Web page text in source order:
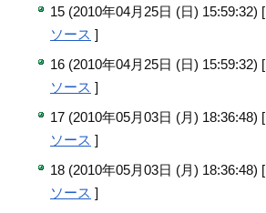
15 (2010年04月25日 (日) 15:59:32) [
ソース ]
16 (2010年04月25日 (日) 15:59:32) [
ソース ]
17 (2010年05月03日 (月) 18:36:48) [
ソース ]
18 (2010年05月03日 (月) 18:36:48) [
ソース ]